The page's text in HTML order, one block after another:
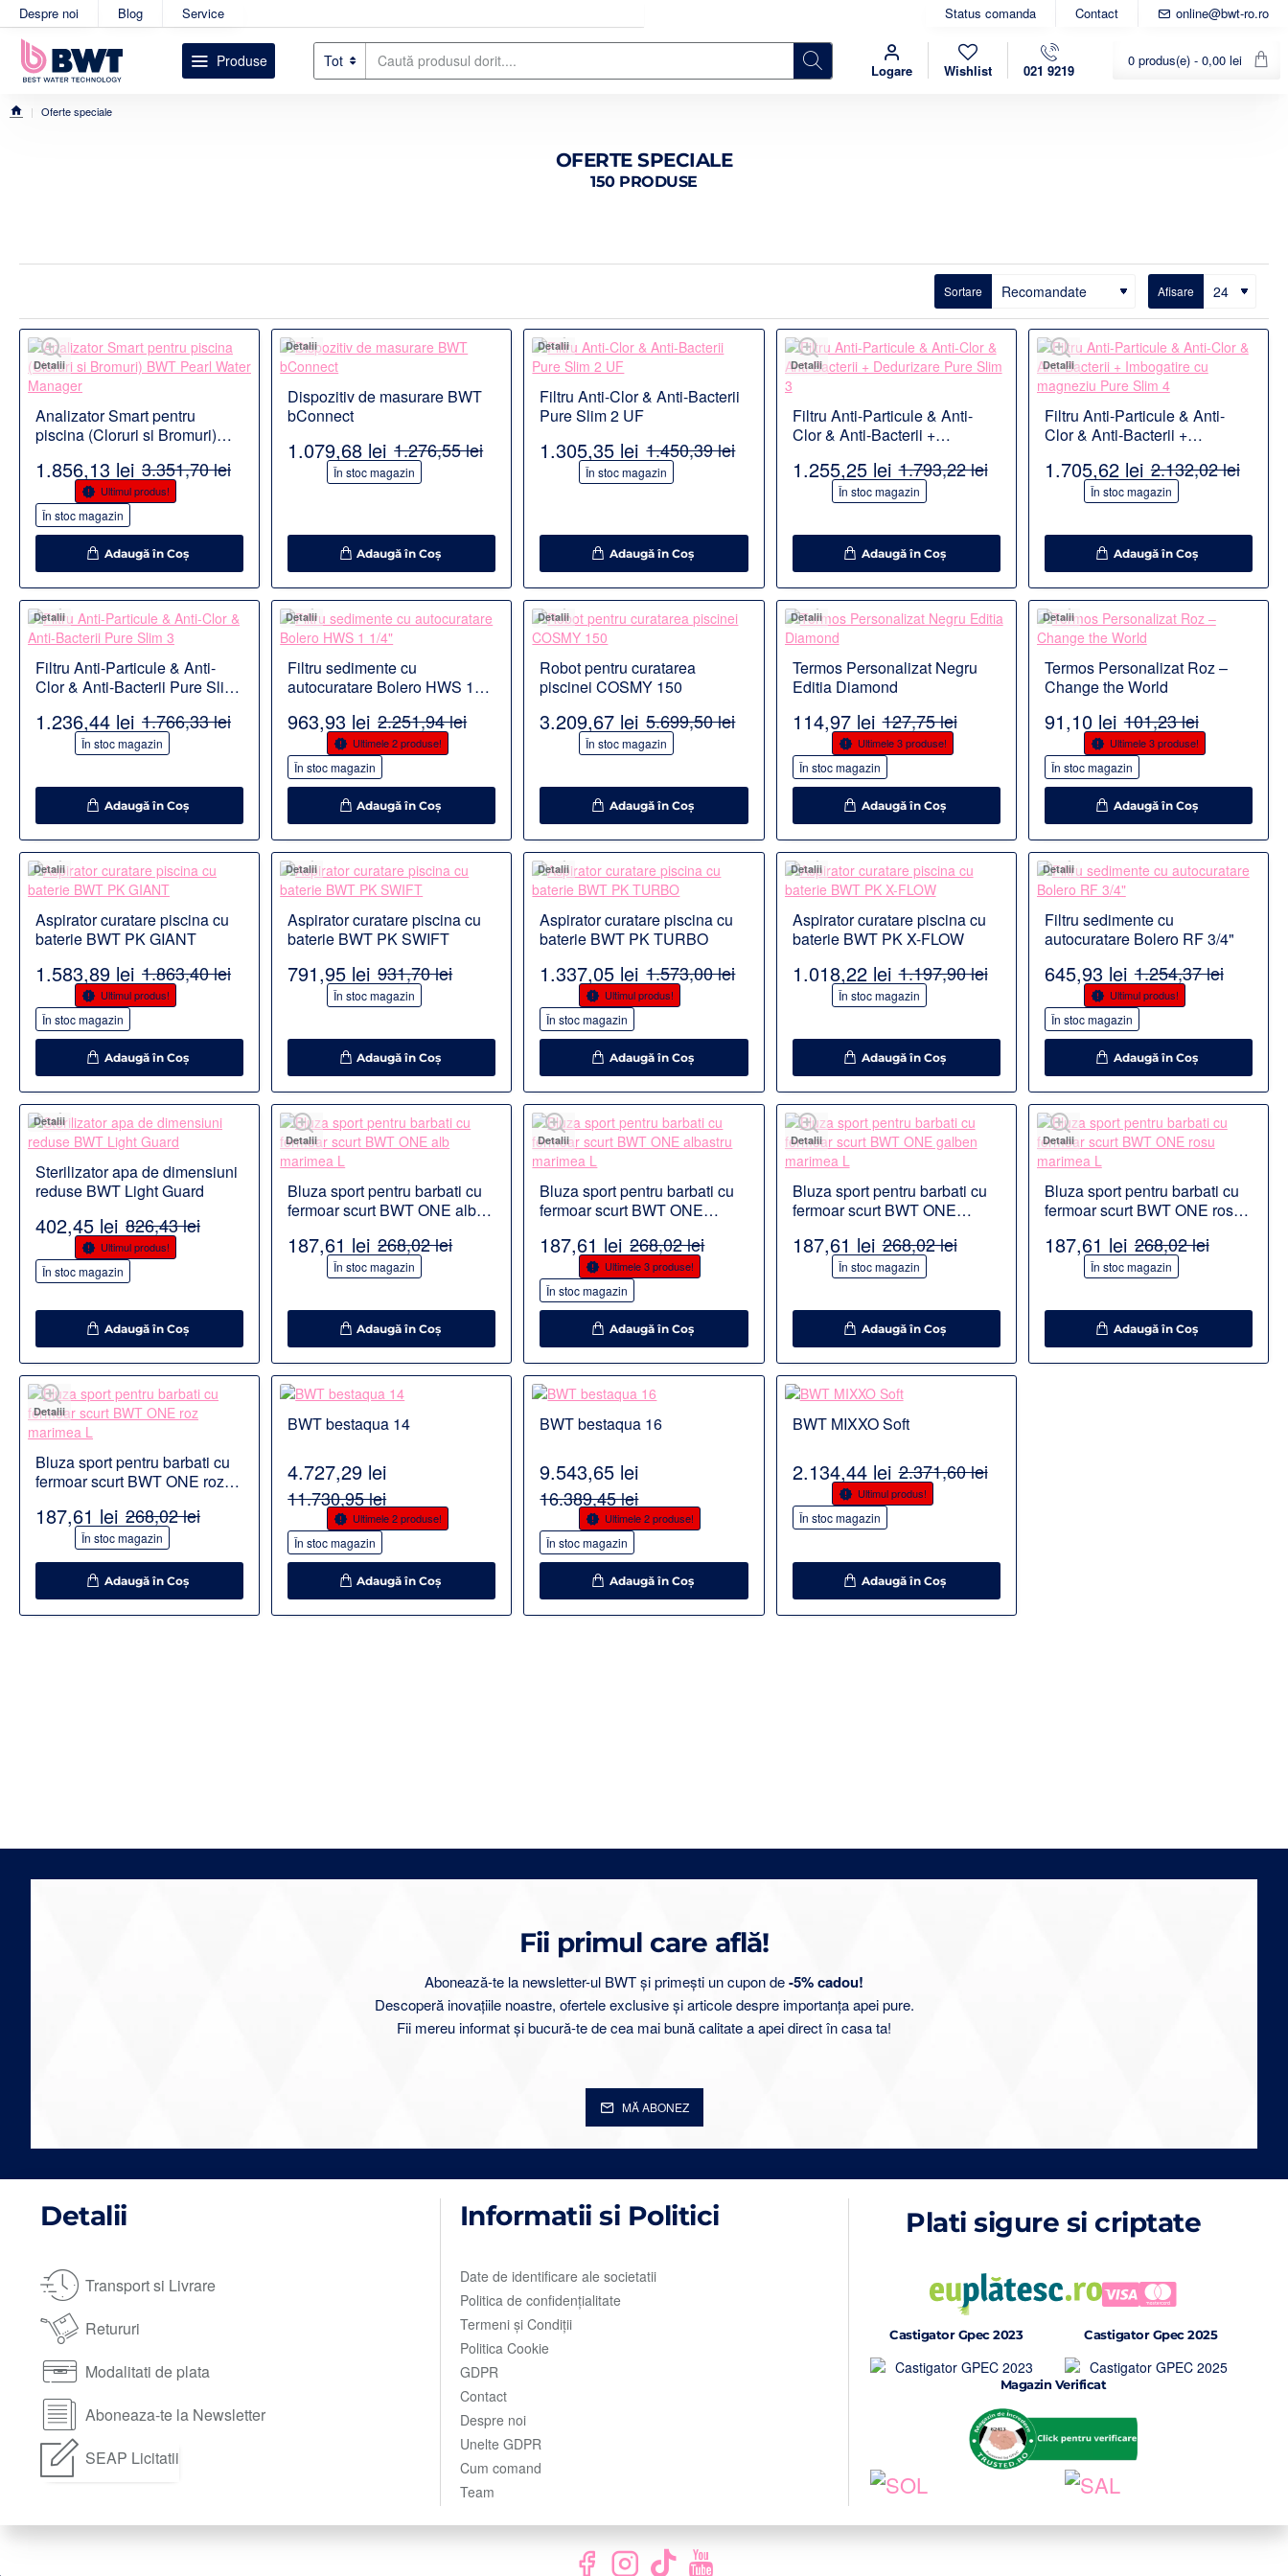
Despre noi Blog Service Status comanda Contact online@bwt-ro.ro
Produse Tot
Caută
produsul
Logare Wishlist 021 9219
0 produs(e) - 0,00 lei
OFERTE SPECIALE
150 PRODUSE
home
Oferte speciale
Sortare Afisare
Detalii
Analizator Smart pentru
piscina (Cloruri si Bromuri)
Ultimul produs!
În stoc magazin
1.856,13 lei 3.351,70 lei
Adaugă în Coş
Detalii
Disponibil la comanda
Dispozitiv de masurare BWT
bConnect
În stoc magazin
1.079,68 lei 1.276,55 lei
Adaugă în Coş
Detalii
Filtru Anti-Clor & Anti-Bacterii
Pure Slim 2 UF
În stoc magazin
1.305,35 lei 1.450,39 lei
Adaugă în Coş
Detalii
Filtru Anti-Particule & Anti-
Clor & Anti-Bacterii +
În stoc magazin
1.255,25 lei 1.793,22 lei
Adaugă în Coş
Detalii
Filtru Anti-Particule & Anti-
Clor & Anti-Bacterii +
Slim 4
În stoc magazin
1.705,62 lei 2.132,02 lei
Adaugă în Coş
Detalii
Filtru Anti-Particule & Anti-
Clor & Anti-Bacterii Pure Slim
În stoc magazin
1.236,44 lei 1.766,33 lei
Adaugă în Coş
Detalii
Filtru sedimente cu
autocuratare Bolero HWS 1
Ultimele 2 produse!
În stoc magazin
963,93 lei 2.251,94 lei
Adaugă în Coş
Detalii
Robot pentru curatarea
piscinei COSMY 150
În stoc magazin
3.209,67 lei 5.699,50 lei
Adaugă în Coş
Detalii
Termos Personalizat Negru
Editia Diamond
Ultimele 3 produse!
În stoc magazin
114,97 lei 127,75 lei
Adaugă în Coş
Detalii
Termos Personalizat Roz –
Change the World
Ultimele 3 produse!
În stoc magazin
91,10 lei 101,23 lei
Adaugă în Coş
Detalii
Aspirator curatare piscina cu
baterie BWT PK GIANT
Ultimul produs!
În stoc magazin
1.583,89 lei 1.863,40 lei
Adaugă în Coş
Detalii
Aspirator curatare piscina cu
baterie BWT PK SWIFT
În stoc magazin
791,95 lei 931,70 lei
Adaugă în Coş
Detalii
Aspirator curatare piscina cu
baterie BWT PK TURBO
Ultimul produs!
În stoc magazin
1.337,05 lei 1.573,00 lei
Adaugă în Coş
Detalii
Aspirator curatare piscina cu
baterie BWT PK X-FLOW
În stoc magazin
1.018,22 lei 1.197,90 lei
Adaugă în Coş
Detalii
Filtru sedimente cu
autocuratare Bolero RF 3/4"
Ultimul produs!
În stoc magazin
645,93 lei 1.254,37 lei
Adaugă în Coş
Detalii
Sterilizator apa de dimensiuni
reduse BWT Light Guard
Ultimul produs!
În stoc magazin
402,45 lei 826,43 lei
Adaugă în Coş
Detalii
Bluza sport pentru barbati cu
fermoar scurt BWT ONE alb
În stoc magazin
187,61 lei 268,02 lei
Adaugă în Coş
Detalii
Bluza sport pentru barbati cu
fermoar scurt BWT ONE
Ultimele 3 produse!
În stoc magazin
187,61 lei 268,02 lei
Adaugă în Coş
Detalii
Bluza sport pentru barbati cu
fermoar scurt BWT ONE
În stoc magazin
187,61 lei 268,02 lei
Adaugă în Coş
Detalii
Bluza sport pentru barbati cu
fermoar scurt BWT ONE rosu
În stoc magazin
187,61 lei 268,02 lei
Adaugă în Coş
Detalii
Bluza sport pentru barbati cu
fermoar scurt BWT ONE roz
În stoc magazin
187,61 lei 268,02 lei
Adaugă în Coş
Detalii
BWT bestaqua 14
Ultimele 2 produse!
În stoc magazin
4.727,29 lei
11.730,95 lei
Adaugă în Coş
Detalii
BWT bestaqua 16
Ultimele 2 produse!
În stoc magazin
9.543,65 lei
16.389,45 lei
Adaugă în Coş
Detalii
BWT MIXXO Soft
Ultimul produs!
În stoc magazin
2.134,44 lei 2.371,60 lei
Adaugă în Coş
Fii primul care află!
Abonează-te la newsletter-ul BWT și primești un cupon de-5% cadou!
Descoperă inovațiile noastre, ofertele exclusive și articole despre importanța apei pure.
Fii mereu informat și bucură-te de cea mai bună calitate a apei direct în casa ta!
MĂ ABONEZ
Detalii
Transport si Livrare
Retururi
Modalitati de plata
Aboneaza-te la Newsletter
SEAP Licitatii
Informatii si Politici
Date de identificare ale societatii
Politica de confidențialitate
Termeni și Condiții
Politica Cookie
GDPR
Contact
Despre noi
Unelte GDPR
Cum comand
Team
Plati sigure si criptate
Castigator Gpec 2023 Castigator Gpec 2025
Magazin Verificat